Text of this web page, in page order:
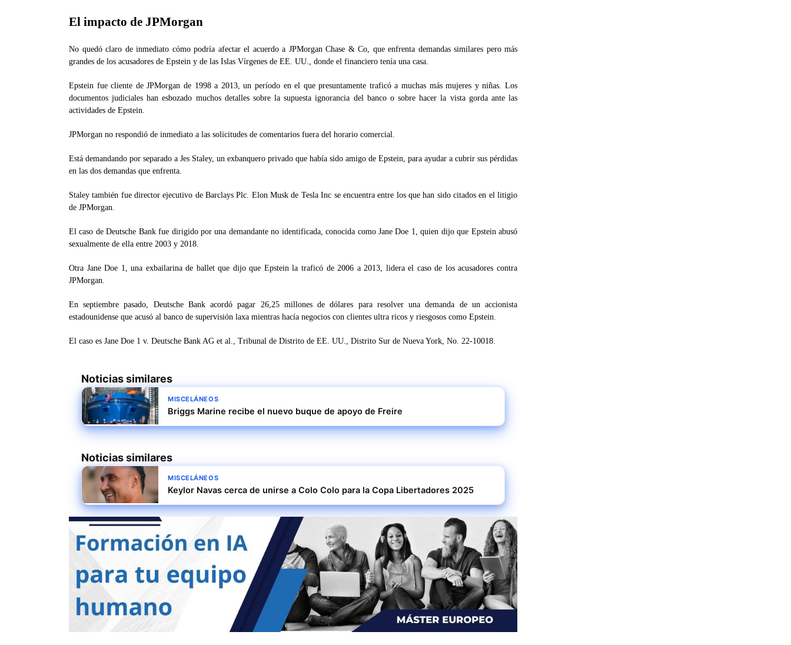
El impacto de JPMorgan
No quedó claro de inmediato cómo podría afectar el acuerdo a JPMorgan Chase & Co, que enfrenta demandas similares pero más
grandes de los acusadores de Epstein y de las Islas Vírgenes de EE. UU., donde el financiero tenía una casa.
Epstein fue cliente de JPMorgan de 1998 a 2013, un período en el que presuntamente traficó a muchas más mujeres y niñas. Los
documentos judiciales han esbozado muchos detalles sobre la supuesta ignorancia del banco o sobre hacer la vista gorda ante las
actividades de Epstein.
JPMorgan no respondió de inmediato a las solicitudes de comentarios fuera del horario comercial.
Está demandando por separado a Jes Staley, un exbanquero privado que había sido amigo de Epstein, para ayudar a cubrir sus pérdidas
en las dos demandas que enfrenta.
Staley también fue director ejecutivo de Barclays Plc. Elon Musk de Tesla Inc se encuentra entre los que han sido citados en el litigio
de JPMorgan.
El caso de Deutsche Bank fue dirigido por una demandante no identificada, conocida como Jane Doe 1, quien dijo que Epstein abusó
sexualmente de ella entre 2003 y 2018.
Otra Jane Doe 1, una exbailarina de ballet que dijo que Epstein la traficó de 2006 a 2013, lidera el caso de los acusadores contra
JPMorgan.
En septiembre pasado, Deutsche Bank acordó pagar 26,25 millones de dólares para resolver una demanda de un accionista
estadounidense que acusó al banco de supervisión laxa mientras hacía negocios con clientes ultra ricos y riesgosos como Epstein.
El caso es Jane Doe 1 v. Deutsche Bank AG et al., Tribunal de Distrito de EE. UU., Distrito Sur de Nueva York, No. 22-10018.
Noticias similares
MISCELÁNEOS
Briggs Marine recibe el nuevo buque de apoyo de Freire
Noticias similares
MISCELÁNEOS
Keylor Navas cerca de unirse a Colo Colo para la Copa Libertadores 2025